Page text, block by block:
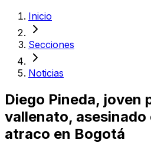
Inicio
Secciones
Noticias
Diego Pineda, joven
vallenato, asesinado
atraco en Bogotá